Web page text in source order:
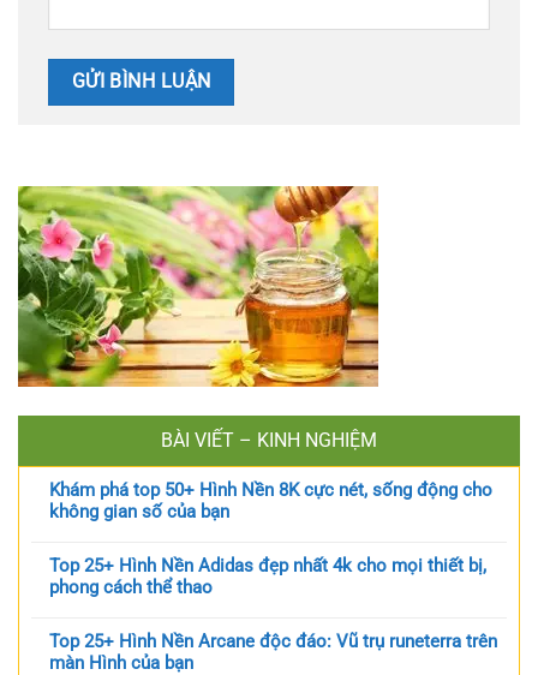
BÀI VIẾT – KINH NGHIỆM
Khám phá top 50+ Hình Nền 8K cực nét, sống động cho
không gian số của bạn
Top 25+ Hình Nền Adidas đẹp nhất 4k cho mọi thiết bị,
phong cách thể thao
Top 25+ Hình Nền Arcane độc đáo: Vũ trụ runeterra trên
màn Hình của bạn